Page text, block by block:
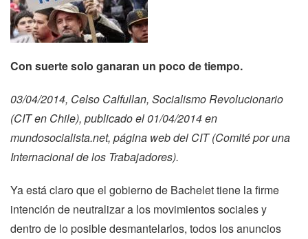
Con suerte solo ganaran un poco de tiempo.
03/04/2014, Celso Calfullan, Socialismo Revolucionario
(CIT en Chile), publicado el 01/04/2014 en
mundosocialista.net, página web del CIT (Comité por una
Internacional de los Trabajadores).
Ya está claro que el gobierno de Bachelet tiene la firme
intención de neutralizar a los movimientos sociales y
dentro de lo posible desmantelarlos, todos los anuncios